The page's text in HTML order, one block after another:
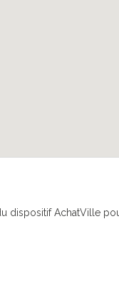
dispositif AchatVille